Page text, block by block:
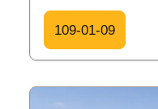
109-01-09